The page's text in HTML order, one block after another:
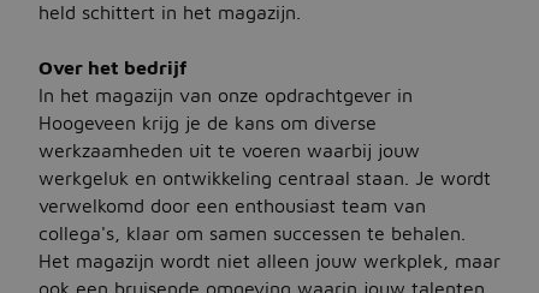
held schittert in het magazijn.
Over het bedrijf
In het magazijn van onze opdrachtgever in
Hoogeveen krijg je de kans om diverse
werkzaamheden uit te voeren waarbij jouw
werkgeluk en ontwikkeling centraal staan. Je wordt
verwelkomd door een enthousiast team van
collega's, klaar om samen successen te behalen.
Het magazijn wordt niet alleen jouw werkplek, maar
ook een bruisende omgeving waarin jouw talenten
Help
Jobs at Jobbird.com
Algemene voorwaarden
Vacatures plaatsen